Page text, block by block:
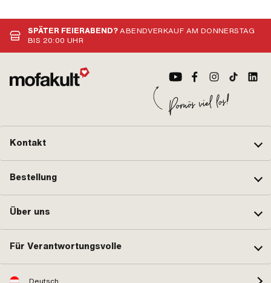
SPÄTER FEIERABEND?ABENDVERKAUF AM DONNERSTAG
BIS 20:00 UHR
Kontakt
Bestellung
Über uns
Für Verantwortungsvolle
Deutsch